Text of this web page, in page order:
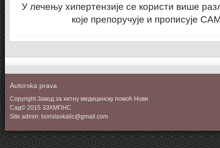
У лечењу хипертензије се користи више
које препоручује и прописује
Autorska prava
Copyright Завод за хитну медицинску помоћ Нови
Сад© 2015 ЗЗХМПНС.
Site admin: borislavkalic@gmail.com